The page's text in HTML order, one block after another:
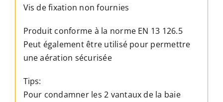
Vis de fixation non fournies
Produit conforme à la norme EN 13 126.5
Peut également être utilisé pour permettre
une aération sécurisée
Tips:
Pour condamner les 2 vantaux de la baie